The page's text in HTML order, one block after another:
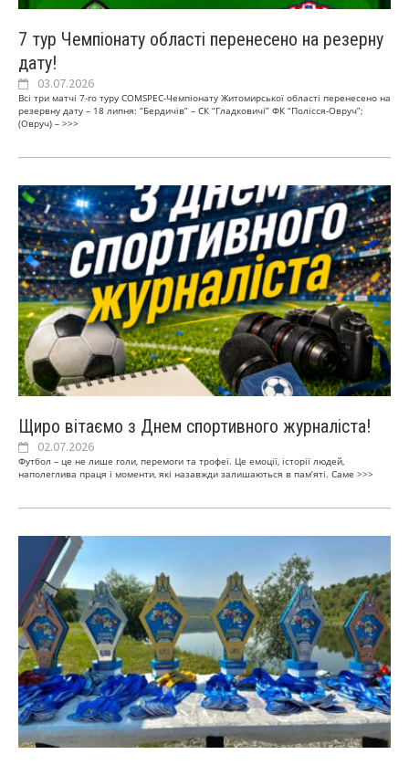
7 тур Чемпіонату області перенесено на резерну
дату!
03.07.2026
Всі три матчі 7-го туру COMSPEC-Чемпіонату Житомирської області перенесено на
резервну дату – 18 липня: “Бердичів” – СК “Гладковичі” ФК “Полісся-Овруч”;
(Овруч) – >>>
Щиро вітаємо з Днем спортивного журналіста!
02.07.2026
Футбол – це не лише голи, перемоги та трофеї. Це емоції, історії людей,
наполеглива праця і моменти, які назавжди залишаються в пам’яті. Саме >>>